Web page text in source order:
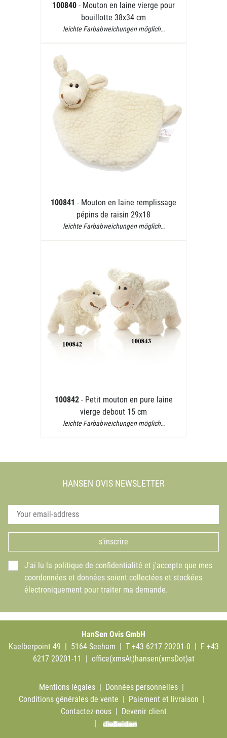
100840 - Mouton en laine vierge pour
bouillotte 38x34 cm
leichte Farbabweichungen möglich…
100841 - Mouton en laine remplissage
pépins de raisin 29x18
leichte Farbabweichungen möglich…
100842 - Petit mouton en pure laine
vierge debout 15 cm
leichte Farbabweichungen möglich…
HANSEN OVIS NEWSLETTER
s'inscrire
J'ai lu la politique de confidentialité et j'accepte que mes
coordonnées et données soient collectées et stockées
électroniquement pour traiter ma demande.
HanSen Ovis GmbH
Kaelberpoint 49 | 5164 Seeham | T +43 6217 20201-0 | F +43
6217 20201-11 | office(xmsAt)hansen(xmsDot)at
Mentions légales | Données personnelles |
Conditions générales de vente | Paiement et livraison |
Contactez-nous | Devenir client
|